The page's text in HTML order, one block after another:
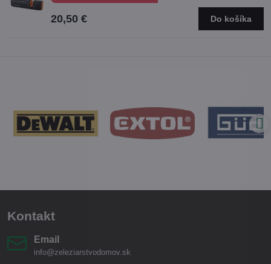
20,50 € Do košíka
Kontakt
Email
info@zeleziarstvodomov.sk